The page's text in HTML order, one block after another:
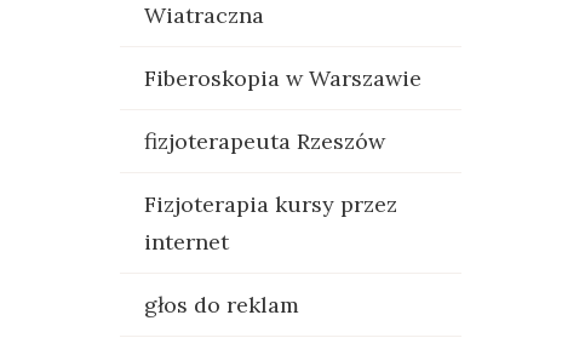
Wiatraczna
Fiberoskopia w Warszawie
fizjoterapeuta Rzeszów
Fizjoterapia kursy przez
internet
głos do reklam